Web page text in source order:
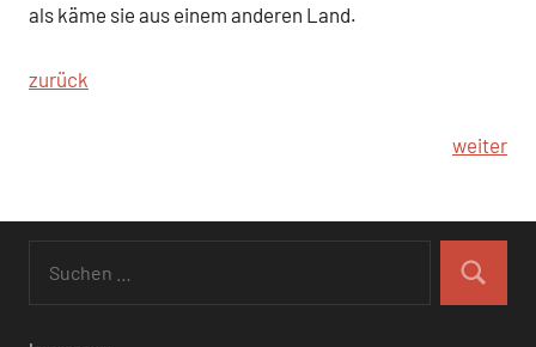
als käme sie aus einem anderen Land.
zurück
weiter